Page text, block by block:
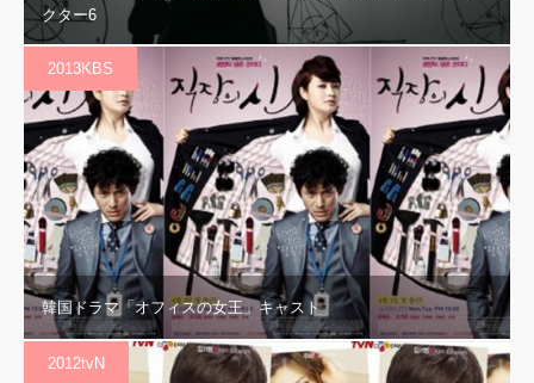
クター6
2013KBS
韓国ドラマ「オフィスの女王」キャスト
2012tvN